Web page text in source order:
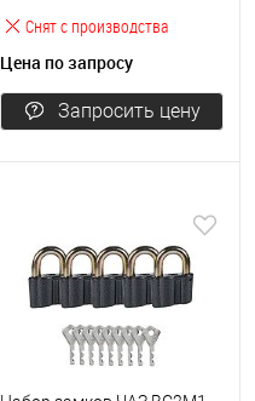
Снят с производства
Цена по запросу
Запросить цену